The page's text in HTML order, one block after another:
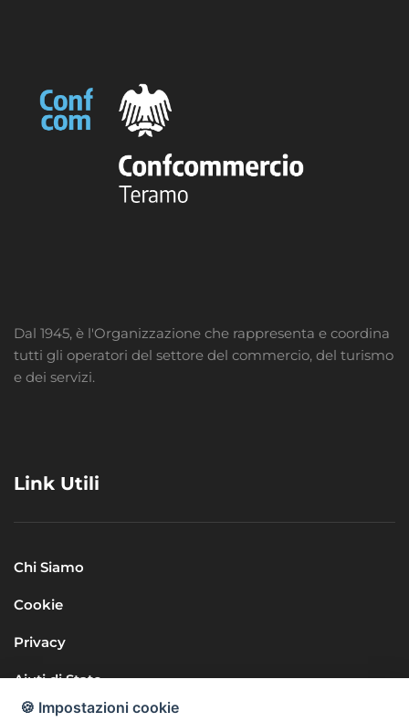
Dal 1945, è l'Organizzazione che rappresenta e coordina
tutti gli operatori del settore del commercio, del turismo
e dei servizi.
Link Utili
Chi Siamo
Cookie
Privacy
Aiuti di Stato
🍪 Impostazioni cookie